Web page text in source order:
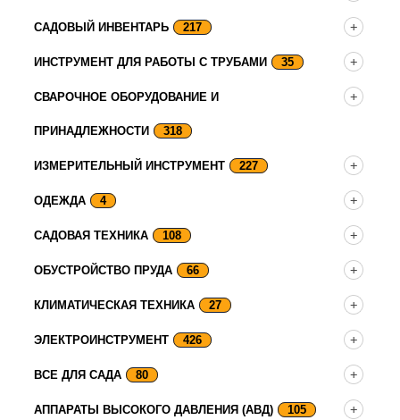
САДОВЫЙ ИНВЕНТАРЬ 217
ИНСТРУМЕНТ ДЛЯ РАБОТЫ С ТРУБАМИ 35
СВАРОЧНОЕ ОБОРУДОВАНИЕ И
ПРИНАДЛЕЖНОСТИ 318
ИЗМЕРИТЕЛЬНЫЙ ИНСТРУМЕНТ 227
ОДЕЖДА 4
САДОВАЯ ТЕХНИКА 108
ОБУСТРОЙСТВО ПРУДА 66
КЛИМАТИЧЕСКАЯ ТЕХНИКА 27
ЭЛЕКТРОИНСТРУМЕНТ 426
ВСЕ ДЛЯ САДА 80
АППАРАТЫ ВЫСОКОГО ДАВЛЕНИЯ (АВД) 105